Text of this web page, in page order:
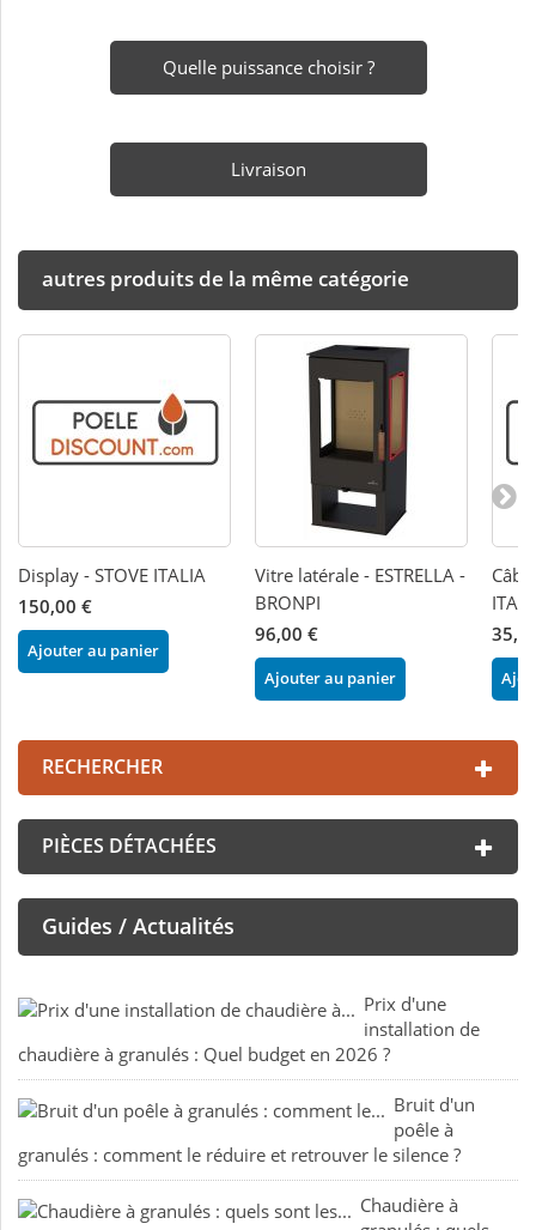
Quelle puissance choisir ?
Livraison
autres produits de la même catégorie
Display - STOVE ITALIA
150,00 €
Ajouter au panier
Vitre latérale - ESTRELLA -
BRONPI
96,00 €
Ajouter au panier
RECHERCHER
PIÈCES DÉTACHÉES
Guides / Actualités
Prix d'une
installation de
chaudière à granulés : Quel budget en 2026 ?
Bruit d'un
poêle à
granulés : comment le réduire et retrouver le silence ?
Chaudière à